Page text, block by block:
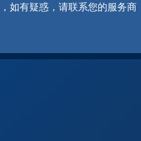
如有疑惑，请联系您的服务商